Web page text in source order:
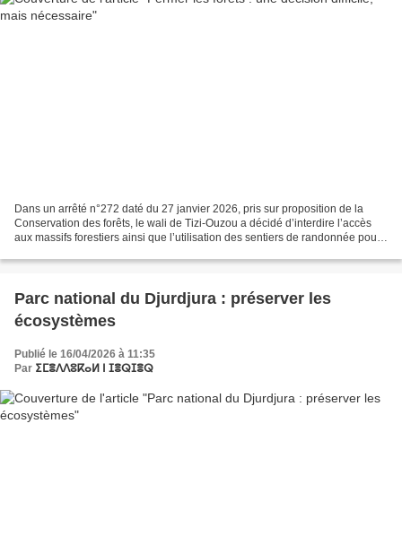
Dans un arrêté n°272 daté du 27 janvier 2026, pris sur proposition de la
Conservation des forêts, le wali de Tizi-Ouzou a décidé d’interdire l’accès
aux massifs forestiers ainsi que l’utilisation des sentiers de randonnée pour
Parc national du Djurdjura : préserver les
écosystèmes
Publié le 16/04/2026 à 11:35
Par ⵉⵎⴻⴷⴷⵓⴽⴰⵍ ⵏ ⵊⴻⵕⵊⴻⵕ